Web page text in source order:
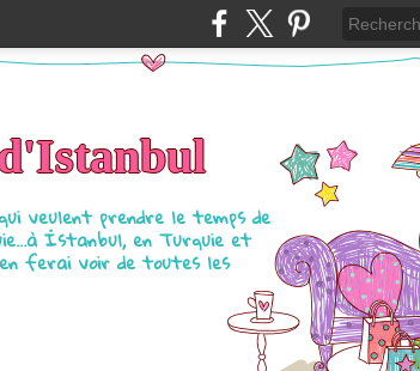
veulent prendre le temps de
İstanbul, en Turquie et
ferai voir de toutes les